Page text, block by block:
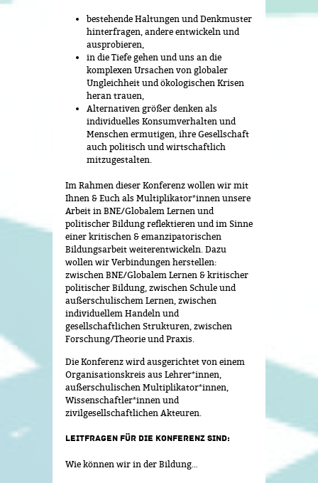
bestehende Haltungen und Denkmuster
hinterfragen, andere entwickeln und
ausprobieren,
in die Tiefe gehen und uns an die
komplexen Ursachen von globaler
Ungleichheit und ökologischen Krisen
heran trauen,
Alternativen größer denken als
individuelles Konsumverhalten und
Menschen ermutigen, ihre Gesellschaft
auch politisch und wirtschaftlich
mitzugestalten.
Im Rahmen dieser Konferenz wollen wir mit
Ihnen & Euch als Multiplikator*innen unsere
Arbeit in BNE/Globalem Lernen und
politischer Bildung reflektieren und im Sinne
einer kritischen & emanzipatorischen
Bildungsarbeit weiterentwickeln. Dazu
wollen wir Verbindungen herstellen:
zwischen BNE/Globalem Lernen & kritischer
politischer Bildung, zwischen Schule und
außerschulischem Lernen, zwischen
individuellem Handeln und
gesellschaftlichen Strukturen, zwischen
Forschung/Theorie und Praxis.
Die Konferenz wird ausgerichtet von einem
Organisationskreis aus Lehrer*innen,
außerschulischen Multiplikator*innen,
Wissenschaftler*innen und
zivilgesellschaftlichen Akteuren.
LEITFRAGEN FÜR DIE KONFERENZ SIND:
Wie können wir in der Bildung…